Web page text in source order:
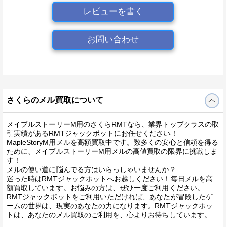
レビューを書く
お問い合わせ
さくらのメル買取について
メイプルストーリーM用のさくらRMTなら、業界トップクラスの取
引実績があるRMTジャックポットにお任せください！
MapleStoryM用メルを高額買取中です。数多くの安心と信頼を得る
ために、メイプルストーリーM用メルの高値買取の限界に挑戦しま
す！
メルの使い道に悩んでる方はいらっしゃいませんか？
迷った時はRMTジャックポットへお越しください！毎日メルを高
額買取しています。お悩みの方は、ぜひ一度ご利用ください。
RMTジャックポットをご利用いただければ、あなたが冒険したゲ
ームの世界は、現実のあなたの力になります。RMTジャックポッ
トは、あなたのメル買取のご利用を、心よりお待ちしています。